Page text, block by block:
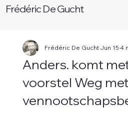
Frédéric De Gucht
Anders. komt
voorstel Weg
Frédéric De GuchtJun 154